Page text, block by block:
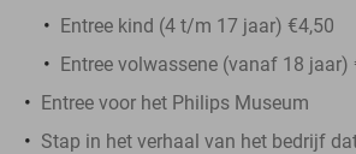
Entree kind (4 t/m 17 jaar) €4,50
Entree volwassene (vanaf 18 jaar)
Entree voor het Philips Museum
Stap in het verhaal van het bedrijf